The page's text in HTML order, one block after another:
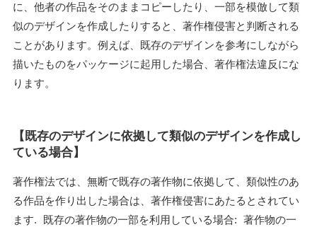
に、他者の作品をそのままコピーしたり、一部を模倣して類
似のデザインを作成したりすると、著作権侵害と判断される
ことがあります。例えば、既存のデザインを参考にしながら
描いたものをパッケージに起用した場合、著作権法違反にな
ります。
【既存のデザインに依拠して類似のデザインを作成し
ている場合】
著作権法では、無断で既存の著作物に依拠して、類似性のあ
る作品を作り出した場合は、著作権侵害にあたるとされてい
ます. 既存の著作物の一部を利用している場合: 著作物の一